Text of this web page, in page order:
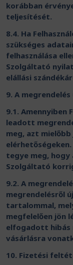
korábban
teljesítését.
8.4. Ha
szükséges
felhasználása
Szolgáltató
elállási
9. A
9.1. Amennyiben
leadott
meg, azt
tegye meg,
Szolgáltató
9.2. A
megrendelésről
tartalommal,
megfelelően jön
elfogadott hibás
vásárlásra
10. Fizetési